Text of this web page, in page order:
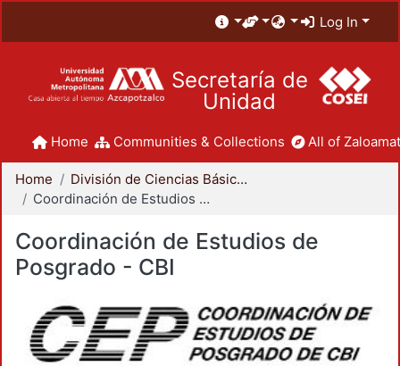
Log In
Secretaría de
Unidad
Home Communities & Collections All of
Home
División de Ciencias Básicas e Ingeniería
Coordinación de Estudios de Posgrado - CBI
Coordinación de Estudios de
Posgrado - CBI